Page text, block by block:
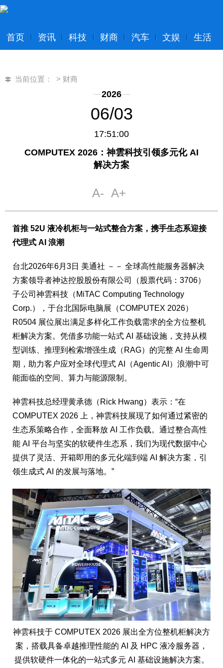
首页 资讯 科技 财商 汽车 文娱 生活
当前位置： > 财商
2026
06/03
17:51:00
COMPUTEX 2026：神雲科技引领多元化 AI
解决方案
首推 52U 液冷机柜与一站式整合方案，携手生态系迎接
代理式 AI 浪潮
台北2026年6月3日 美通社 －－ 全球高性能服务器解决
方案领导者神达控股股份有限公司（股票代码：3706）
子公司神雲科技（MiTAC Computing Technology
Corp.），于台北国际电脑展（COMPUTEX 2026）
R0504 展位展出满足多样化工作负载需求的全方位整机
柜解决方案。凭借多功能一站式 AI 基础设施，支持从模
型训练、推理到检索增强生成（RAG）的完整 AI 生命周
期，助力客户应对全球代理式 AI（Agentic AI）浪潮中可
能面临的空间、算力与能源限制。
神雲科技总经理黄承德（Rick Hwang）表示：“在
COMPUTEX 2026 上，神雲科技展现了如何通过紧密的
生态系策略合作，全面释放 AI 工作负载。通过整合高性
能 AI 平台与坚实的软硬件生态系，我们为现代数据中心
提供了灵活、开箱即用的多元化端到端 AI 解决方案，引
领生成式 AI 的发展与落地。”
神雲科技于 COMPUTEX 2026 展出全方位整机柜解决方
案，搭载具备卓越推理性能的 AI 及 HPC 液冷服务器，
提供软硬件一体化的一站式多元 AI 基础设施解决方案。